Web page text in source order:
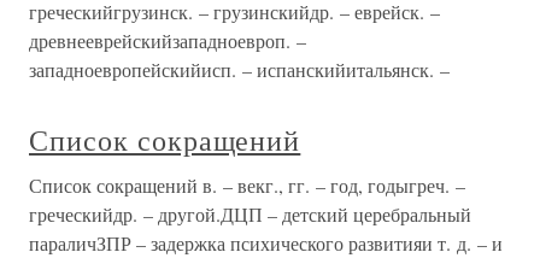
греческийгрузинск. – грузинскийдр. – еврейск. –
древнееврейскийзападноевроп. –
западноевропейскийисп. – испанскийитальянск. –
Список сокращений
Список сокращений в. – векг., гг. – год, годыгреч. –
греческийдр. – другой.ДЦП – детский церебральный
параличЗПР – задержка психического развитияи т. д. – и